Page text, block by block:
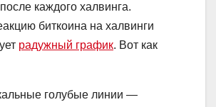
каждого халвинга.
биткоина на халвинги
радужный график. Вот как
голубые линии —